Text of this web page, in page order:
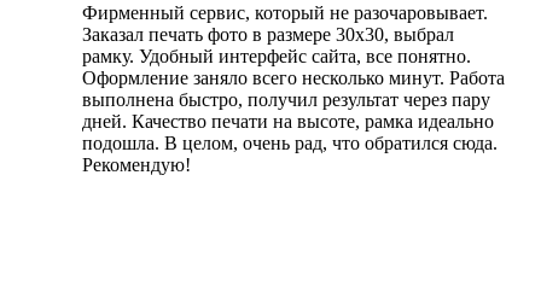
Фирменный сервис, который не разочаровывает.
Заказал печать фото в размере 30х30, выбрал
рамку. Удобный интерфейс сайта, все понятно.
Оформление заняло всего несколько минут. Работа
выполнена быстро, получил результат через пару
дней. Качество печати на высоте, рамка идеально
подошла. В целом, очень рад, что обратился сюда.
Рекомендую!